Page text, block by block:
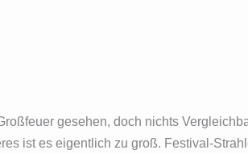
gesehen, doch nichts
ist es eigentlich zu groß. Festival-